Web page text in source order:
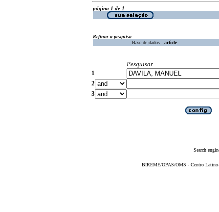
página 1 de 1
Refinar a pesquisa
Base de dados : article
Pesquisar
1
2
3
Search
BIREME/OPAS/OMS - Centro Latino-